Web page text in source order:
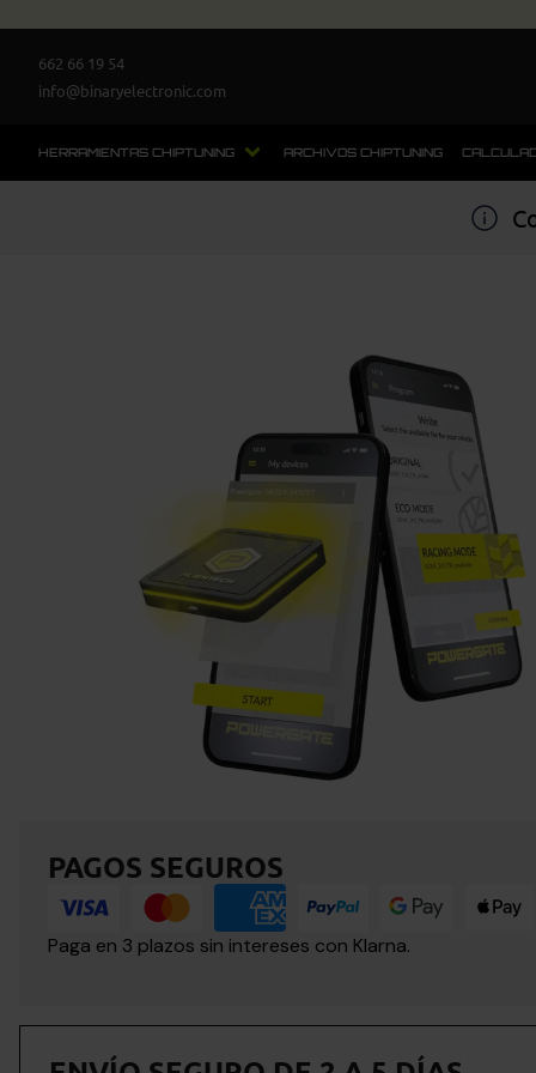
662 66 19 54
info@binaryelectronic.com
HERRAMIENTAS CHIPTUNING ARCHIVOS CHIPTUNING
PAGOS SEGUROS
Paga en 3 plazos sin intereses con Klarna.